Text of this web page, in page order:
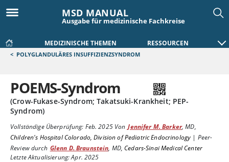
MSD MANUAL
Ausgabe für medizinische Fachkreise
MEDIZINISCHE THEMEN RESSOURCEN
< POLYGLANDULÄRES INSUFFIZIENZSYNDROM
POEMS-Syndrom
(Crow-Fukase-Syndrom; Takatsuki-Krankheit; PEP-
Syndrom)
Vollständige Überprüfung: Feb. 2025Von Jennifer M. Barker,MD,
Children's Hospital Colorado, Division of Pediatric Endocrinology | Peer-
Review durch Glenn D. Braunstein, MD,Cedars-Sinai Medical Center
Letzte Aktualisierung: Apr. 2025